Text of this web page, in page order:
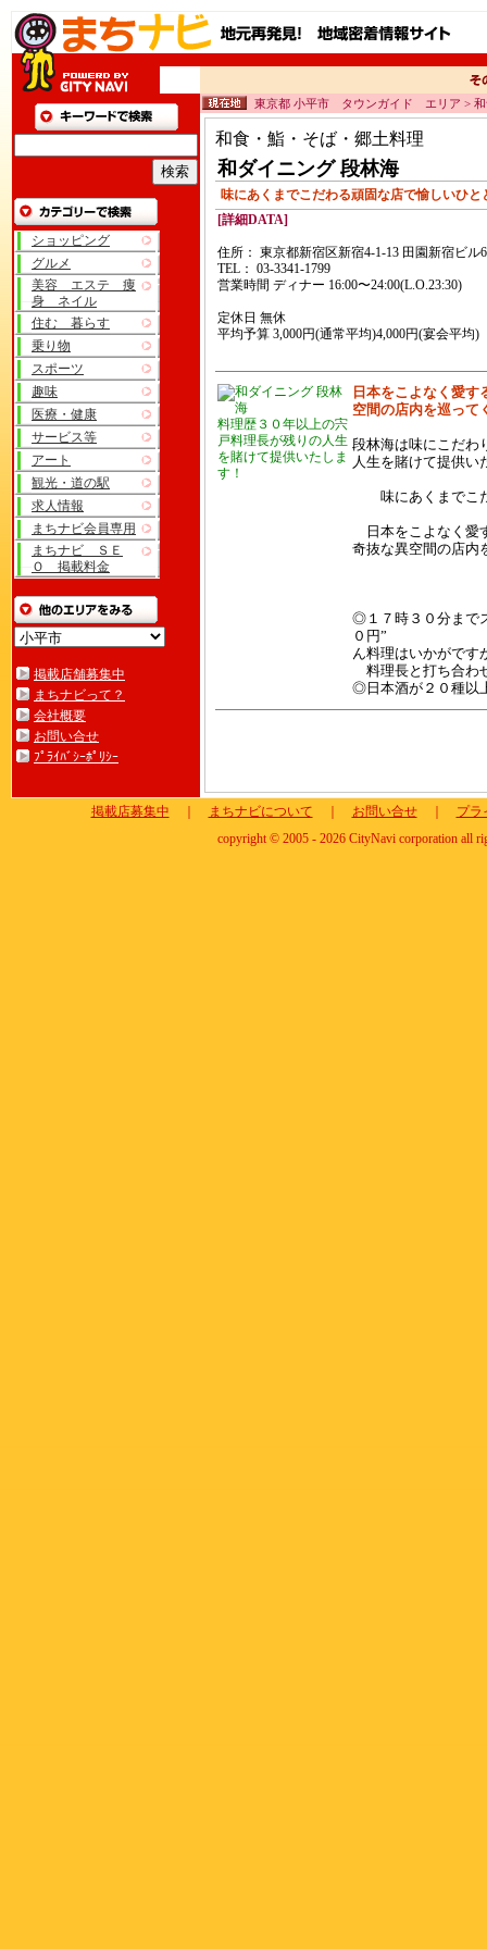
ショッピング
グルメ
美容 エステ 痩
身 ネイル
住む 暮らす
乗り物
スポーツ
趣味
医療・健康
サービス等
アート
観光・道の駅
求人情報
まちナビ会員専用
まちナビ ＳＥ
Ｏ 掲載料金
掲載店舗募集中
まちナビって？
会社概要
お問い合せ
ﾌﾟﾗｲﾊﾞｼｰﾎﾟﾘｼｰ
東京都 小平市 タウンガイド エリア > 和
和食・鮨・そば・郷土料理
和ダイニング 段林海
味にあくまでこだわる頑固な店で愉しいひと
[詳細DATA]
住所： 東京都新宿区新宿4-1-13 田園新宿ビル
TEL： 03-3341-1799
営業時間 ディナー 16:00〜24:00(L.O.23:30)
定休日 無休
平均予算 3,000円(通常平均)4,000円(宴会平均)
料理歴３０年以上の宍
戸料理長が残りの人生
を賭けて提供いたしま
す！
日本をこよなく愛す
空間の店内を巡って
段林海は味にこだ
人生を賭けて提供い
味にあくまでこだ
日本をこよなく愛
奇抜な異空間の店内
◎１７時３０分まで
０円”
ん料理はいかがです
料理長と打ち合わ
◎日本酒が２０種以
掲載店募集中 まちナビについて お問い合せ｜
プラ
copyright © 2005 - 2026 CityNavi corporation all